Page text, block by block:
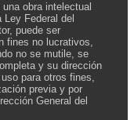
obra intelectual
Ley Federal del
puede ser
fines no lucrativos,
no se mutile, se
y su dirección
para otros fines,
previa y por
General del